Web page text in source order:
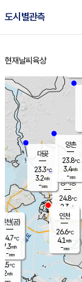
도시별관측
홈
현재날씨 육상
의도
℃
m/s
경서동
24.8℃
2.3 m/s
-mm
대곶
23.3℃
3.2m/s
-mm
양촌
23.8℃
3.4m/s
-mm
인천(공)
24.7℃
7.3m/s
-mm
인천
26.6℃
4.1 m/s
-mm